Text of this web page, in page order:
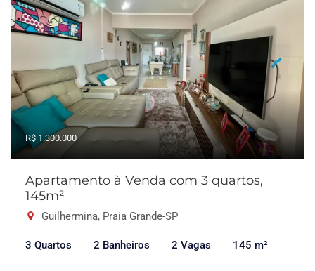
R$ 1.300.000
Apartamento à Venda com 3 quartos,
145m²
Guilhermina, Praia Grande-SP
3 Quartos 2 Banheiros 2 Vagas 145 m²